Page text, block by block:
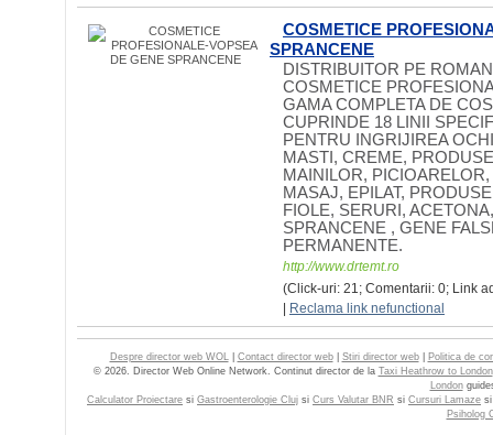
COSMETICE
SPRANCENE
DISTRIBUITOR PE
COSMETICE
GAMA COMPLETA DE
CUPRINDE 18 LINII
PENTRU INGRIJIREA
MASTI, CREME,
MAINILOR,
MASAJ, EPILAT,
FIOLE, SERURI,
SPRANCENE , GENE
PERMANENTE.
http://www.drtemt.ro
(Click-uri: 21; Comentarii: 0; Link
Reclama link nefunctional
Despre director web WOL| Contact director web| Stiri director web|
Politica de
© 2026. Director Web Online Network. Continut director de la Taxi Heathrow to London
London
Calculator Proiectare si Gastroenterologie Cluj si Curs Valutar BNR si Cursuri Lamaze
Psiholog